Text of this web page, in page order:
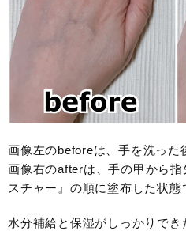
画像左のbeforeは、手を洗った
画像右のafterは、手の甲から
スチャー』の順に塗布した状態
水分補給と保湿がしっかりで